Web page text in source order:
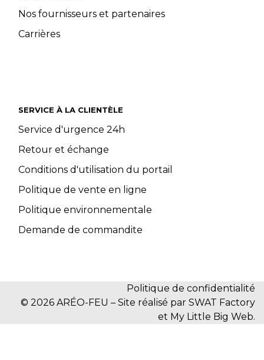
Nos fournisseurs et partenaires
Carrières
SERVICE À LA CLIENTÈLE
Service d'urgence 24h
Retour et échange
Conditions d'utilisation du portail
Politique de vente en ligne
Politique environnementale
Demande de commandite
Politique de confidentialité
© 2026 ARÉO-FEU – Site réalisé par SWAT Factory
et My Little Big Web.